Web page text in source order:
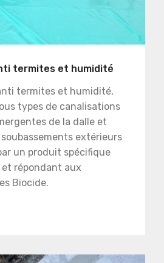
termites et humidité
termites et humidité,
types de canalisations
de la dalle et
extérieurs
un produit spécifique
répondant aux
Biocide.